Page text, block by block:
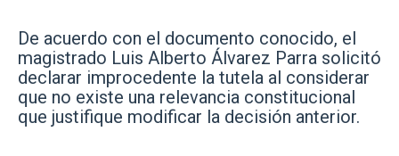
De acuerdo con el documento conocido, el
magistrado Luis Alberto Álvarez Parra solicitó
declarar improcedente la tutela al considerar
que no existe una relevancia constitucional
que justifique modificar la decisión anterior.